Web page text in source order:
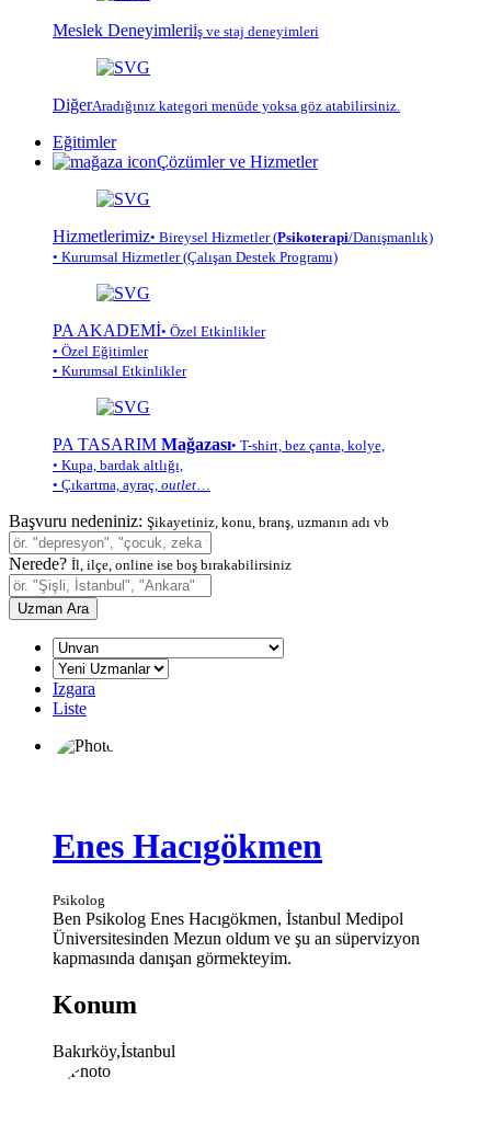
Meslek Deneyimleriİş ve staj deneyimleri
DiğerAradığınız kategori menüde yoksa göz atabilirsiniz.
Eğitimler
Çözümler ve Hizmetler
Hizmetlerimiz• Bireysel Hizmetler (Psikoterapi/Danışmanlık)
• Kurumsal Hizmetler (Çalışan Destek Programı)
PA AKADEMİ• Özel Etkinlikler
• Özel Eğitimler
• Kurumsal Etkinlikler
PA TASARIM Mağazası• T-shirt, bez çanta, kolye,
• Kupa, bardak altlığı,
• Çıkartma, ayraç, outlet…
Başvuru nedeniniz: Şikayetiniz, konu, branş, uzmanın adı vb
Nerede? İl, ilçe, online ise boş bırakabilirsiniz
Uzman Ara
Izgara
Liste
Enes Hacıgökmen
Psikolog
Ben Psikolog Enes Hacıgökmen, İstanbul Medipol
Üniversitesinden Mezun oldum ve şu an süpervizyon
kapmasında danışan görmekteyim.
Konum
Bakırköy,İstanbul